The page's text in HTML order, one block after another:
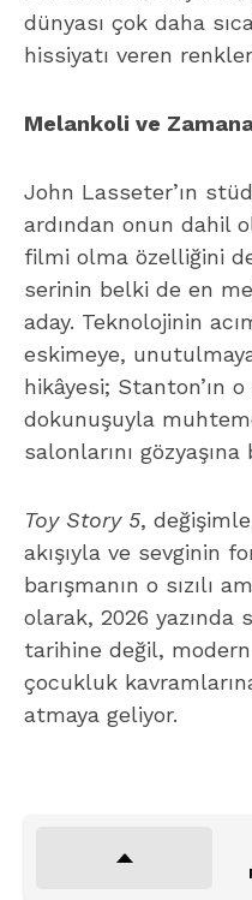
dünyası çok daha
hissiyatı veren
Melankoli ve
John Lasseter’ın
ardından onun dahil
filmi olma özelliğini
serinin belki de en
aday. Teknolojinin
eskimeye,
hikâyesi; Stanton’ın
dokunuşuyla
salonlarını gözyaşına
Toy Story 5,
akışıyla ve sevginin
barışmanın o sızılı
olarak, 2026 yazında
tarihine değil,
çocukluk
atmaya geliyor.